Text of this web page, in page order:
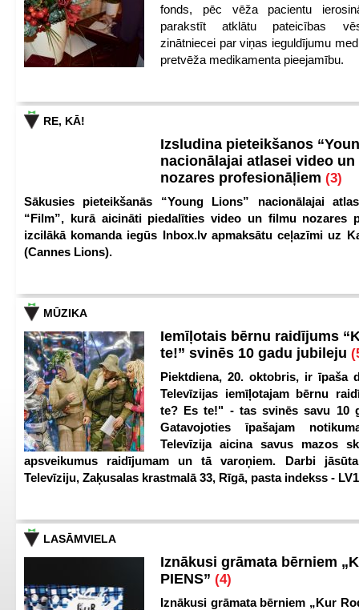
fonds, pēc vēža pacientu
parakstīt atklātu pateicības
zinātniecei par viņas ieguldījumu
pretvēža medikamenta pieejamību.
RE, KĀ!
Izsludina pieteikšanos
nacionālajai atlasei video
nozares profesionāļiem (3)
Sākusies pieteikšanās “Young Lions” nacionālajai
“Film”, kurā aicināti piedalīties video un filmu nozares
izcilākā komanda iegūs Inbox.lv apmaksātu ceļazīmi uz
(Cannes Lions).
MŪZIKA
Iemīļotais bērnu raidījums
te!” svinēs 10 gadu jubileju
Piektdiena, 20. oktobris, ir īpaša
Televīzijas iemīļotajam bērnu
te? Es te!" - tas svinēs savu 10
Gatavojoties īpašajam
Televīzija aicina savus mazos
apsveikumus raidījumam un tā varoņiem. Darbi
Televīziju, Zaķusalas krastmalā 33, Rīgā, pasta indekss -
LASĀMVIELA
Iznākusi grāmata bērniem
PIENS” (4)
Iznākusi grāmata bērniem „Kur